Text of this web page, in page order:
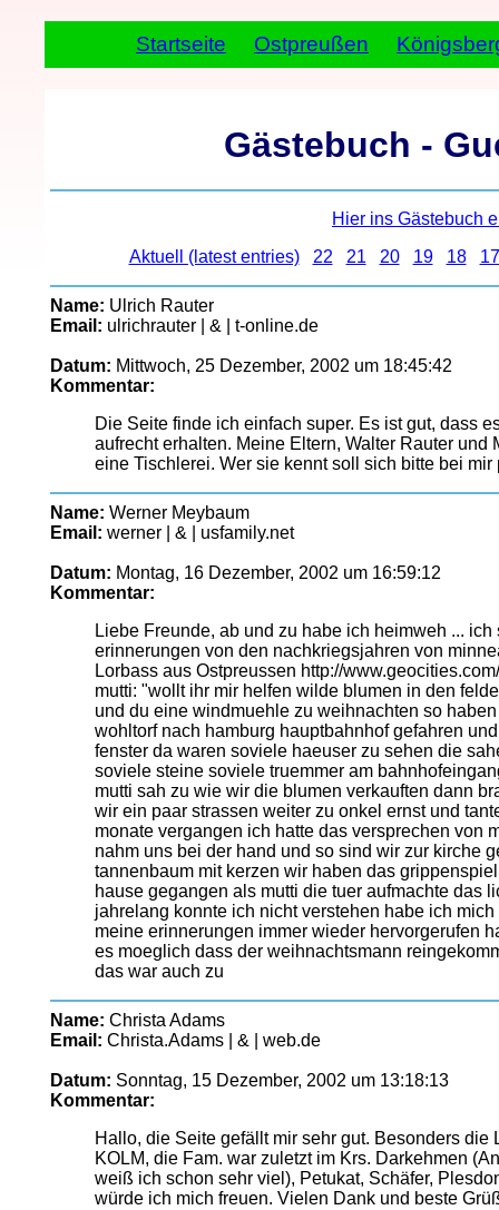
Startseite Ostpreußen
Gästebuch -
Hier ins Gästebuch
Aktuell (latest entries)
22 21 20 19 18 17
Name: Ulrich Rauter
Email: ulrichrauter | & | t-online.de
Datum: Mittwoch, 25 Dezember, 2002 um 18:45:42
Kommentar:
Die Seite finde ich einfach super. Es ist gut, dass
aufrecht erhalten. Meine Eltern, Walter Rauter
eine Tischlerei. Wer sie kennt soll sich bitte bei
Name: Werner Meybaum
Email: werner | & | usfamily.net
Datum: Montag, 16 Dezember, 2002 um 16:59:12
Kommentar:
Liebe Freunde, ab und zu habe ich heimweh ...
erinnerungen von den nachkriegsjahren von
Lorbass aus Ostpreussen http://
mutti: "wollt ihr mir helfen wilde blumen in den
und du eine windmuehle zu weihnachten so
wohltorf nach hamburg hauptbahnhof gefahren
fenster da waren soviele haeuser zu sehen die
soviele steine soviele truemmer am
mutti sah zu wie wir die blumen verkauften dann
wir ein paar strassen weiter zu onkel ernst und
monate vergangen ich hatte das versprechen von
nahm uns bei der hand und so sind wir zur kirche
tannenbaum mit kerzen wir haben das
hause gegangen als mutti die tuer aufmachte das
jahrelang konnte ich nicht verstehen habe ich
meine erinnerungen immer wieder hervorgerufen
es moeglich dass der weihnachtsmann
das war auch zu
Name: Christa Adams
Email: Christa.Adams | & | web.de
Datum: Sonntag, 15 Dezember, 2002 um 13:18:13
Kommentar:
Hallo, die Seite gefällt mir sehr gut. Besonders
KOLM, die Fam. war zuletzt im Krs. Darkehmen
weiß ich schon sehr viel), Petukat, Schäfer,
würde ich mich freuen. Vielen Dank und beste